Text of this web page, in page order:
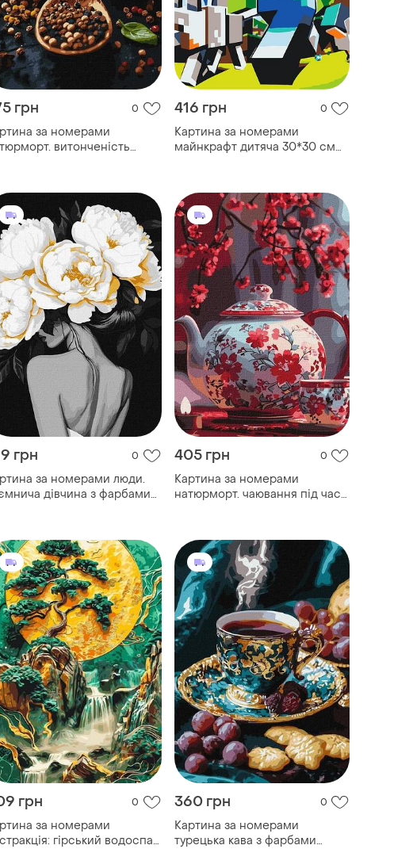
грн 0
за номерами
витонченість
416 грн 0
Картина за номерами
майнкрафт дитяча 30*30 см
грн 0
за номерами люди.
дівчина з фарбами
405 грн 0
Картина за номерами
натюрморт. чаювання під час
грн 0
за номерами
гірський водоспад
360 грн 0
Картина за номерами
турецька кава з фарбами